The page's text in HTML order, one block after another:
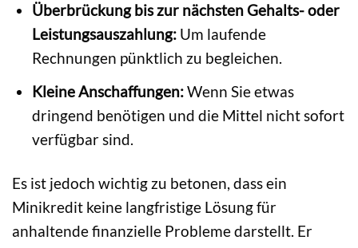
Überbrückung bis zur nächsten Gehalts- oder
Leistungsauszahlung:Um laufende
Rechnungen pünktlich zu begleichen.
Kleine Anschaffungen:Wenn Sie etwas
dringend benötigen und die Mittel nicht sofort
verfügbar sind.
Es ist jedoch wichtig zu betonen, dass ein
Minikredit keine langfristige Lösung für
anhaltende finanzielle Probleme darstellt. Er